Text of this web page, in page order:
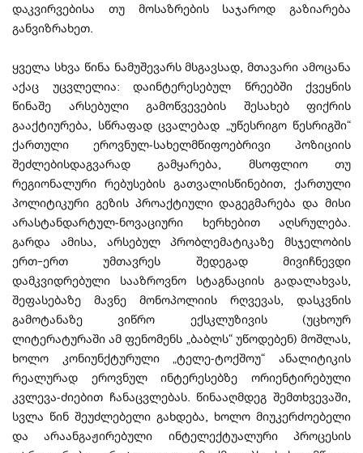
დაკვირვებისა თუ მოსაზრების საჯაროდ გაზიარება
განვიზრახეთ.
ყველა სხვა წინა ნამუშევარს მსგავსად, მთავარი ამოცანა
აქაც უცვლელია: დაინტერესებულ წრეებში ქვეყნის
წინაშე არსებული გამოწვევების შესახებ ფიქრის
გააქტიურება, სწრაფად ცვალებად „უწესრიგო წესრიგში“
ქართული ეროვნულ-სახელმწიფოებრივი პოზიციის
შეძლებისდაგვარად გამყარება, მსოფლიო თუ
რეგიონალური რებუსების გათვალისწინებით, ქართული
პოლიტიკური გეზის პროაქტიული დაგეგმარება და მისი
არასტანდარტულ-ნოვაციური ხერხებით აღსრულება.
გარდა ამისა, არსებულ პრობლემატიკაზე მსჯელობის
ერთ–ერთ უმთავრეს შედეგად მივიჩნევდი
დამკვიდრებული სააზროვნო სტაგნაციის გადალახვას,
შეფასებაზე მავნე მონოპოლიის რღვევას, დასკვნის
გამოტანაზე ვიწრო ექსკლუზივის (უცხოურ
ლიტერატურაში ამ ფენომენს „ბაბლს“ უწოდებენ) მოშლას,
ხოლო კონიუნქტურული „ტელე-ტოქშოუ“ ანალიტიკის
რეალურად ეროვნულ ინტერესებზე ორიენტირებული
კვლევა-ძიებით ჩანაცვლებას. წინააღმდეგ შემთხვევაში,
სვლა წინ შეუძლებელი გახდება, ხოლო მიუკერძოებელი
და არაანგაჟირებული ინტელექტუალური პროცესის